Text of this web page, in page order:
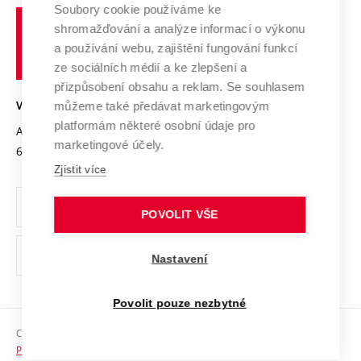
Výzkumné infrastruktury
Transfer znalostí
Open Science
Projekty
Projekty ze strukturálních fondů
Specifický výzkum
Spolupráce se školami
Služby univerzity
Mezinárodní dohody
Univerzitní sítě
Udržitelná univerzita
Podnikavá univerzita / ContriBUTe
Bezpečná univerzita
Vyznamenání
Organizační struktura
Ochrana osobních údajů
odkaz)
Sociální bezpečí
učení
technické
VYSOKÉ UČENÍ TECHNICKÉ V BRNĚ
Antonínská 548/1
602 00 Brno
www.vut.cz
vut@vutbr.cz
Copyright © 2026 VUT
Prohlášení o přístupnosti
Soubory cookie používáme ke
shromažďování a analýze informací o výkonu
a používání webu, zajištění fungování funkcí
ze sociálních médií a ke zlepšení a
přizpůsobení obsahu a reklam. Se souhlasem
můžeme také předávat marketingovým
platformám některé osobní údaje pro
marketingové účely.
Zjistit více
POVOLIT VŠE
Nastavení
Povolit pouze nezbytné